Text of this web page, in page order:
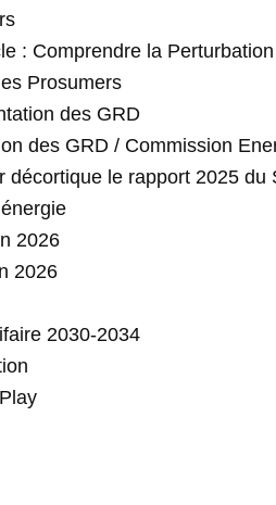
: Comprendre la
Prosumers
des GRD
des GRD / Commission
décortique le rapport 2025 du
2026
2026
2030-2034